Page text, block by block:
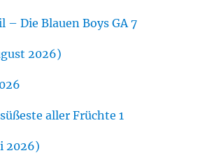
– Die Blauen Boys GA 7
2026)
aller Früchte 1
2026)